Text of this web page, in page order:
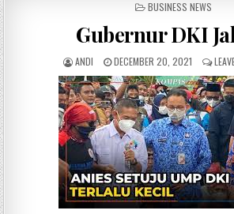
POSTED IN
BUSINESS NEWS
Gubernur DKI
AUTHOR:
ANDI PUBLISHED DATE:
DECEMBER 20, 2021